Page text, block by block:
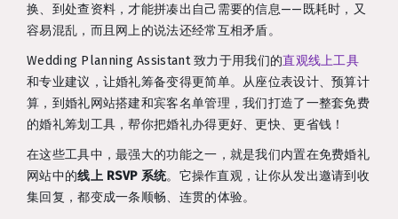
换、到处查资料，才能拼凑出自己需要的信息——既耗时，又
容易混乱，而且网上的说法还经常互相矛盾。
Wedding Planning Assistant 致力于用我们的直观线上工具
和专业建议，让婚礼筹备变得更简单。从座位表设计、预算计
算，到婚礼网站搭建和宾客名单管理，我们打造了一整套免费
的婚礼筹划工具，帮你把婚礼办得更好、更快、更省钱！
在这些工具中，最强大的功能之一，就是我们内置在免费婚礼
网站中的线上 RSVP 系统。它操作直观，让你从发出邀请到收
集回复，都变成一条顺畅、连贯的体验。